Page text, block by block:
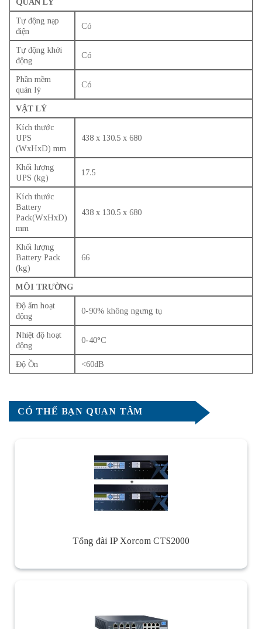
Tự động nạp
điện
Có
Tự động khởi
động
Có
Phần mềm
quản lý
Có
VẬT LÝ
Kích thước
UPS
(WxHxD) mm
438 x 130.5 x 680
Khối lượng
UPS (kg)
17.5
Kích thước
Battery
Pack(WxHxD)
mm
438 x 130.5 x 680
Khối lượng
Battery Pack
(kg)
66
MÔI TRƯỜNG
Độ ẩm hoạt
động
0-90% không ngưng tụ
Nhiệt độ hoạt
động
0-40°C
Độ Ồn <60dB
CÓ THỂ BẠN QUAN TÂM
Tổng đài IP Xorcom CTS2000